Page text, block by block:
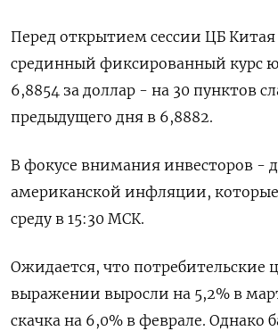
Перед открытием сессии ЦБ
срединный фиксированный курс
6,8854 за доллар - на 30 пунктов
предыдущего дня в 6,8882.
В фокусе внимания инвесторов -
американской инфляции,
среду в 15:30 МСК.
Ожидается, что потребительские
выражении выросли на 5,2% в
скачка на 6,0% в феврале. Однако